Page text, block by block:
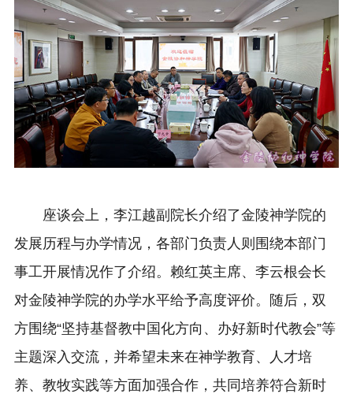
座谈会上，李江越副院长介绍了金陵神学院的
发展历程与办学情况，各部门负责人则围绕本部门
事工开展情况作了介绍。赖红英主席、李云根会长
对金陵神学院的办学水平给予高度评价。随后，双
方围绕“坚持基督教中国化方向、办好新时代教会”等
主题深入交流，并希望未来在神学教育、人才培
养、教牧实践等方面加强合作，共同培养符合新时